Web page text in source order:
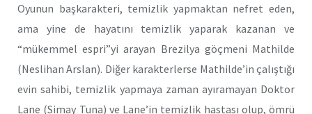
Oyunun başkarakteri, temizlik yapmaktan nefret eden,
ama yine de hayatını temizlik yaparak kazanan ve
“mükemmel espri”yi arayan Brezilya göçmeni Mathilde
(Neslihan Arslan). Diğer karakterlerse Mathilde’in çalıştığı
evin sahibi, temizlik yapmaya zaman ayıramayan Doktor
Lane (Simay Tuna) ve Lane’in temizlik hastası olup, ömrü